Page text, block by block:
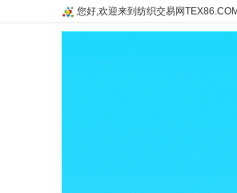
您好,欢迎来到纺织交易网